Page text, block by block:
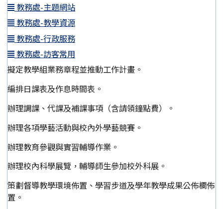
教務處-主題網站
教務處-教學資源
教務處-行政服務
教務處-訪客常用
擬定教學組業務章程並推動工作計畫。
編排日課表及作息時間表。
辦理調課、代課及補課事項（含請領鐘點費）。
辦理各項學藝活動與校內外學藝競賽。
辦理教育參觀與實習輔導作業。
辦理校內科學展覽，輔導師生參加校外科展。
策劃督導教學環境佈置、學習步道及學年教學成果公佈欄佈
置。